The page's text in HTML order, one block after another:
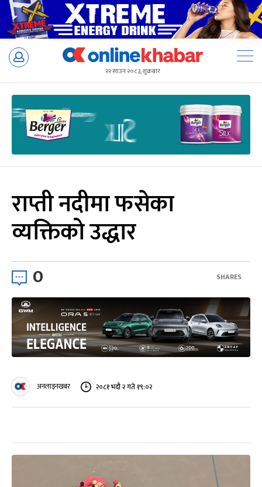
Skip
२२ साउन २०८३, शुक्रबार
राप्ती नदीमा फसेका
व्यक्तिको उद्धार
0 SHARES
अनलाइनखबर २०८१ भदौ २ गते १९:०२